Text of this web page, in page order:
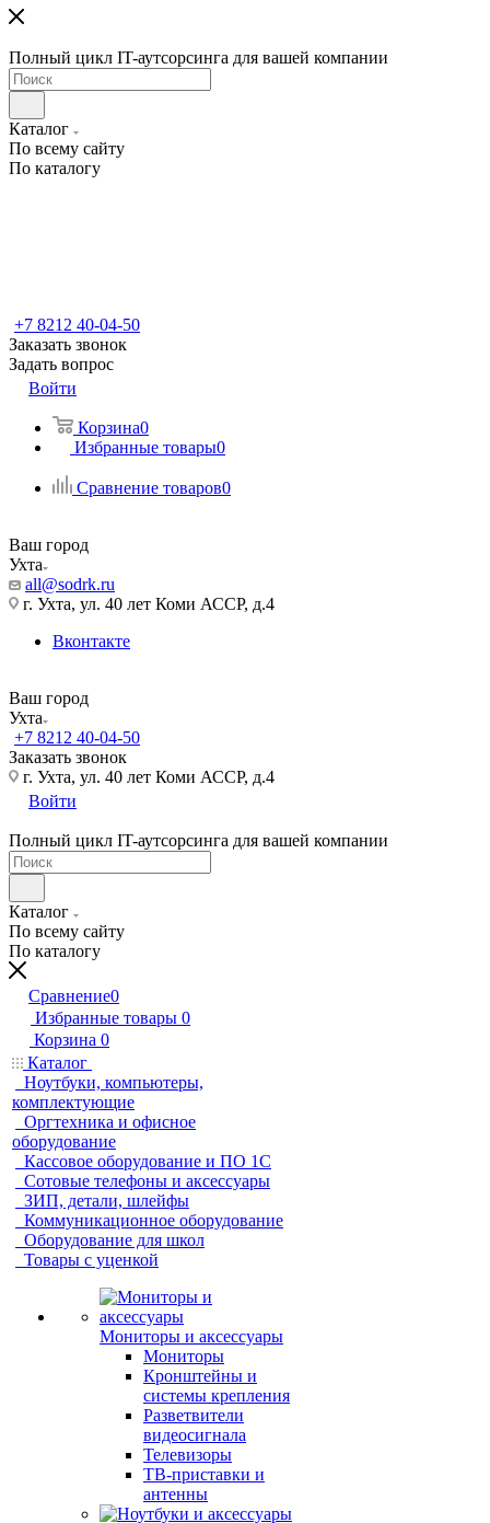
Полный цикл IT-аутсорсинга для вашей компании
Каталог
По всему сайту
По каталогу
+7 8212 40-04-50
Заказать звонок
Задать вопрос
Войти
Корзина0
Избранные товары0
Сравнение товаров0
Ваш город
Ухта
all@sodrk.ru
г. Ухта, ул. 40 лет Коми АССР, д.4
Вконтакте
Ваш город
Ухта
+7 8212 40-04-50
Заказать звонок
г. Ухта, ул. 40 лет Коми АССР, д.4
Войти
Полный цикл IT-аутсорсинга для вашей компании
Каталог
По всему сайту
По каталогу
Сравнение0
Избранные товары 0
Корзина 0
Каталог
Ноутбуки, компьютеры,
комплектующие
Оргтехника и офисное
оборудование
Кассовое оборудование и ПО 1С
Сотовые телефоны и аксессуары
ЗИП, детали, шлейфы
Коммуникационное оборудование
Оборудование для школ
Товары с уценкой
Мониторы и аксессуары
Мониторы
Кронштейны и
системы крепления
Разветвители
видеосигнала
Телевизоры
ТВ-приставки и
антенны